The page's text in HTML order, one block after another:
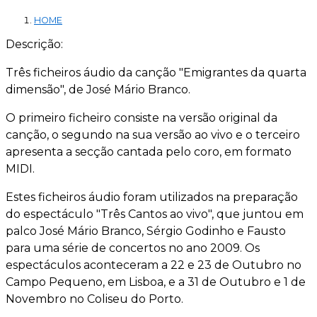
HOME
Descrição:
Três ficheiros áudio da canção "Emigrantes da quarta
dimensão", de José Mário Branco.
O primeiro ficheiro consiste na versão original da
canção, o segundo na sua versão ao vivo e o terceiro
apresenta a secção cantada pelo coro, em formato
MIDI.
Estes ficheiros áudio foram utilizados na preparação
do espectáculo "Três Cantos ao vivo", que juntou em
palco José Mário Branco, Sérgio Godinho e Fausto
para uma série de concertos no ano 2009. Os
espectáculos aconteceram a 22 e 23 de Outubro no
Campo Pequeno, em Lisboa, e a 31 de Outubro e 1 de
Novembro no Coliseu do Porto.